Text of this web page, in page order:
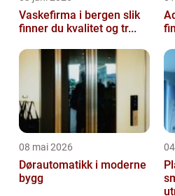
Vaskefirma i bergen slik
finner du kvalitet og tr...
08 mai 2026
Dørautomatikk i moderne
bygg